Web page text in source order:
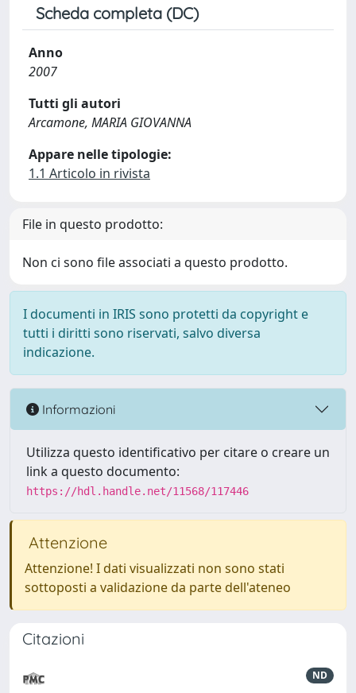
Scheda completa (DC)
Anno
2007
Tutti gli autori
Arcamone, MARIA GIOVANNA
Appare nelle tipologie:
1.1 Articolo in rivista
File in questo prodotto:
Non ci sono file associati a questo prodotto.
I documenti in IRIS sono protetti da copyright e
tutti i diritti sono riservati, salvo diversa
indicazione.
Informazioni
Utilizza questo identificativo per citare o creare un
link a questo documento:
https://hdl.handle.net/11568/117446
Attenzione
Attenzione! I dati visualizzati non sono stati
sottoposti a validazione da parte dell'ateneo
Citazioni
ND